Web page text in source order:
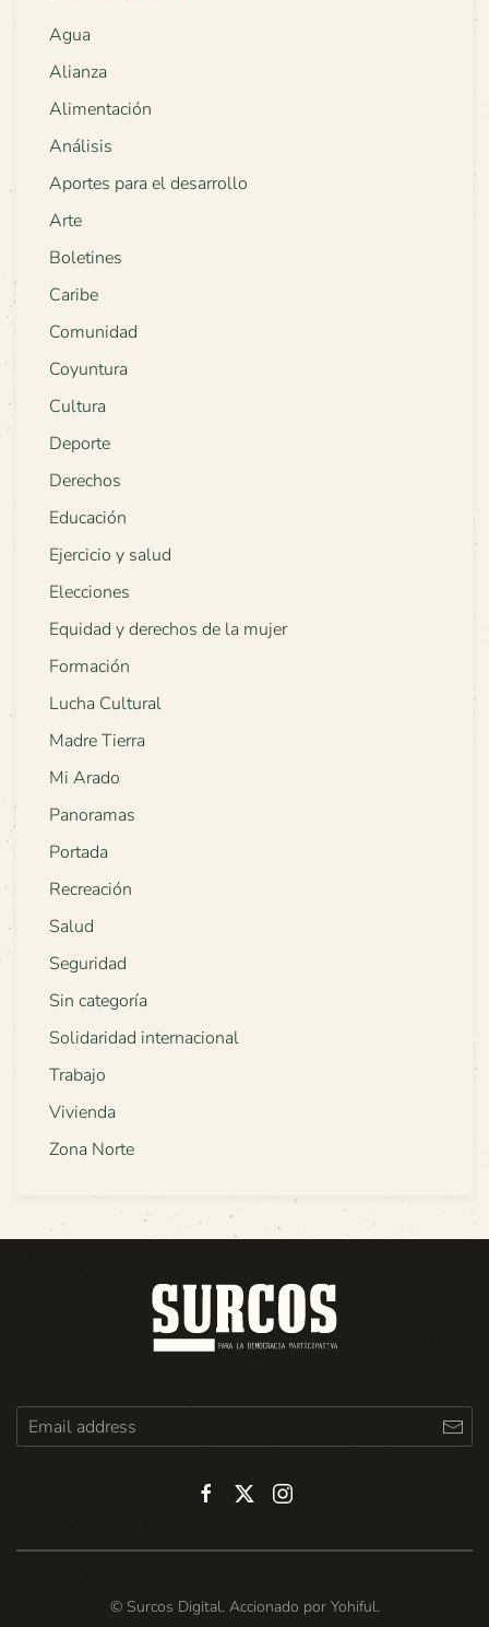
Agua
Alianza
Alimentación
Análisis
Aportes para el desarrollo
Arte
Boletines
Caribe
Comunidad
Coyuntura
Cultura
Deporte
Derechos
Educación
Ejercicio y salud
Elecciones
Equidad y derechos de la mujer
Formación
Lucha Cultural
Madre Tierra
Mi Arado
Panoramas
Portada
Recreación
Salud
Seguridad
Sin categoría
Solidaridad internacional
Trabajo
Vivienda
Zona Norte
© Surcos Digital. Accionado por Yohiful.